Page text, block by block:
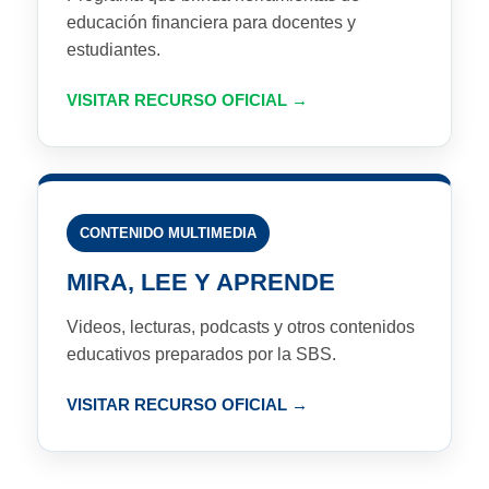
educación financiera para docentes y
estudiantes.
VISITAR RECURSO OFICIAL
CONTENIDO MULTIMEDIA
MIRA, LEE Y APRENDE
Videos, lecturas, podcasts y otros contenidos
educativos preparados por la SBS.
VISITAR RECURSO OFICIAL